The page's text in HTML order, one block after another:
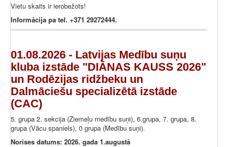
Vietu skaits ir ierobežots!
Informācija pa tel. +371 29272444.
01.08.2026 - Latvijas Medību suņu
kluba izstāde "DIĀNAS KAUSS 2026"
un Rodēzijas ridžbeku un
Dalmāciešu specializētā izstāde
(CAC)
5. grupa 2. sekcija (Ziemeļu medību suņi), 6.grupa, 7. grupa, 8.
grupa (Vācu spaniels), 0 grupa (Medību suņi).
Norises datums: 2026. gada 1.augustā